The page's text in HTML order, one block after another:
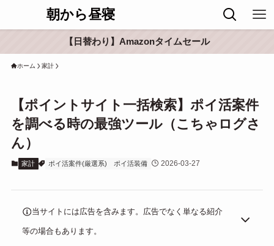
朝から昼寝
【日替わり】Amazonタイムセール
ホーム 家計
【ポイントサイト一括検索】ポイ活案件
を調べる時の最強ツール（こちゃログさ
ん）
家計 ポイ活案件(厳選系) ポイ活装備 2026-03-27
当サイトには広告を含みます。広告でなく単なる紹介
等の場合もあります。